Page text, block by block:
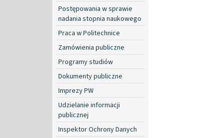
Postępowania w sprawie
nadania stopnia naukowego
Praca w Politechnice
Zamówienia publiczne
Programy studiów
Dokumenty publiczne
Imprezy PW
Udzielanie informacji
publicznej
Inspektor Ochrony Danych